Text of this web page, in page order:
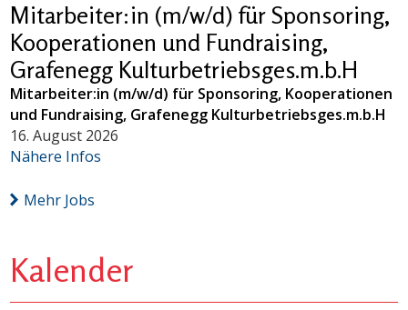
Mitarbeiter:in (m/w/d) für Sponsoring,
Kooperationen und Fundraising,
Grafenegg Kulturbetriebsges.m.b.H
Mitarbeiter:in (m/w/d) für Sponsoring, Kooperationen
und Fundraising, Grafenegg Kulturbetriebsges.m.b.H
16. August 2026
Nähere Infos
Mehr Jobs
Kalender